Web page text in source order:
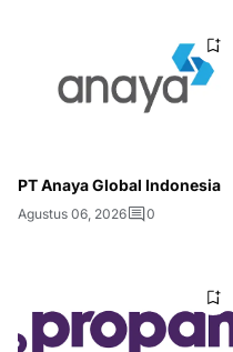
PT Anaya Global Indonesia
Agustus 06, 2026 0